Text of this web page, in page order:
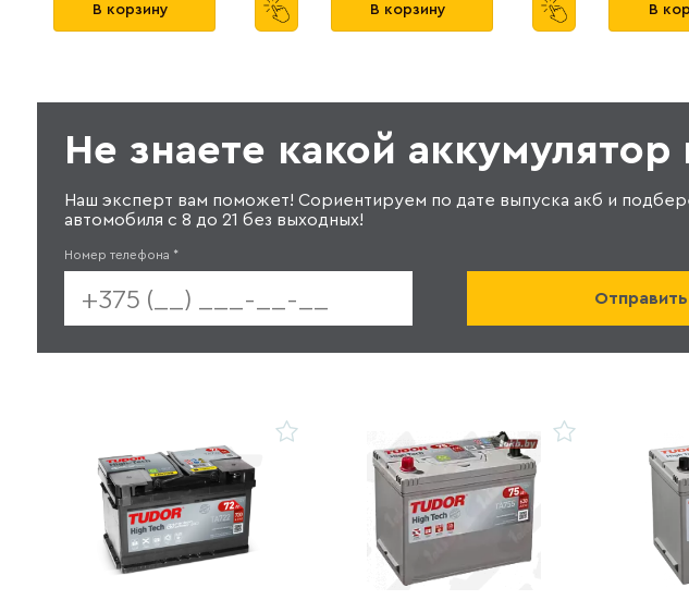
В корзину В корзину В
Не знаете какой аккумулятор
Наш эксперт вам поможет! Сориентируем по дате выпуска акб и
автомобиля с 8 до 21 без выходных!
Номер телефона *